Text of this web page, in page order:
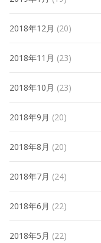
2018年12月 (20)
2018年11月 (23)
2018年10月 (23)
2018年9月 (20)
2018年8月 (20)
2018年7月 (24)
2018年6月 (22)
2018年5月 (22)